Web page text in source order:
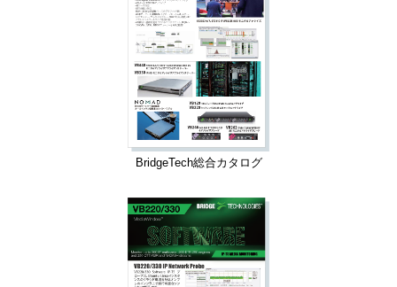
BridgeTech総合カタログ